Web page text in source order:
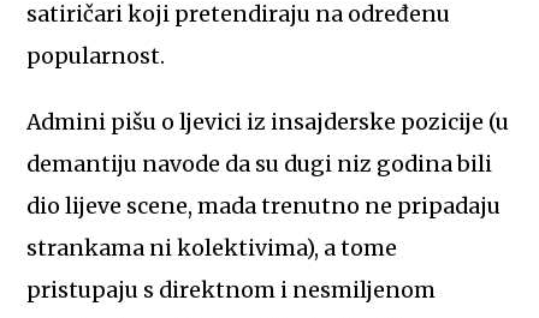
satiričari koji pretendiraju na određenu
popularnost.
Admini pišu o ljevici iz insajderske pozicije (u
demantiju navode da su dugi niz godina bili
dio lijeve scene, mada trenutno ne pripadaju
strankama ni kolektivima), a tome
pristupaju s direktnom i nesmiljenom